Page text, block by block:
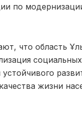
по
что область
жизни